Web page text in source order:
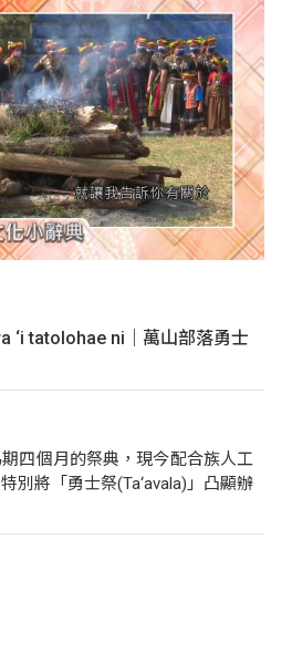
‘i tatolohae ni｜萬山部落勇士
四個月的祭典，現今配合族人工
別將「勇士祭(Ta‘avala)」凸顯辦